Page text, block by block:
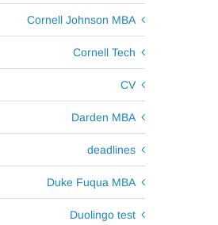
Cornell Johnson MBA
Cornell Tech
CV
Darden MBA
deadlines
Duke Fuqua MBA
Duolingo test